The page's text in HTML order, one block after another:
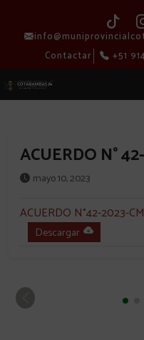
Contactar
+51
ACUERDO N°
mayo 10, 2023
ACUERDO N°42-2023-
Descargar